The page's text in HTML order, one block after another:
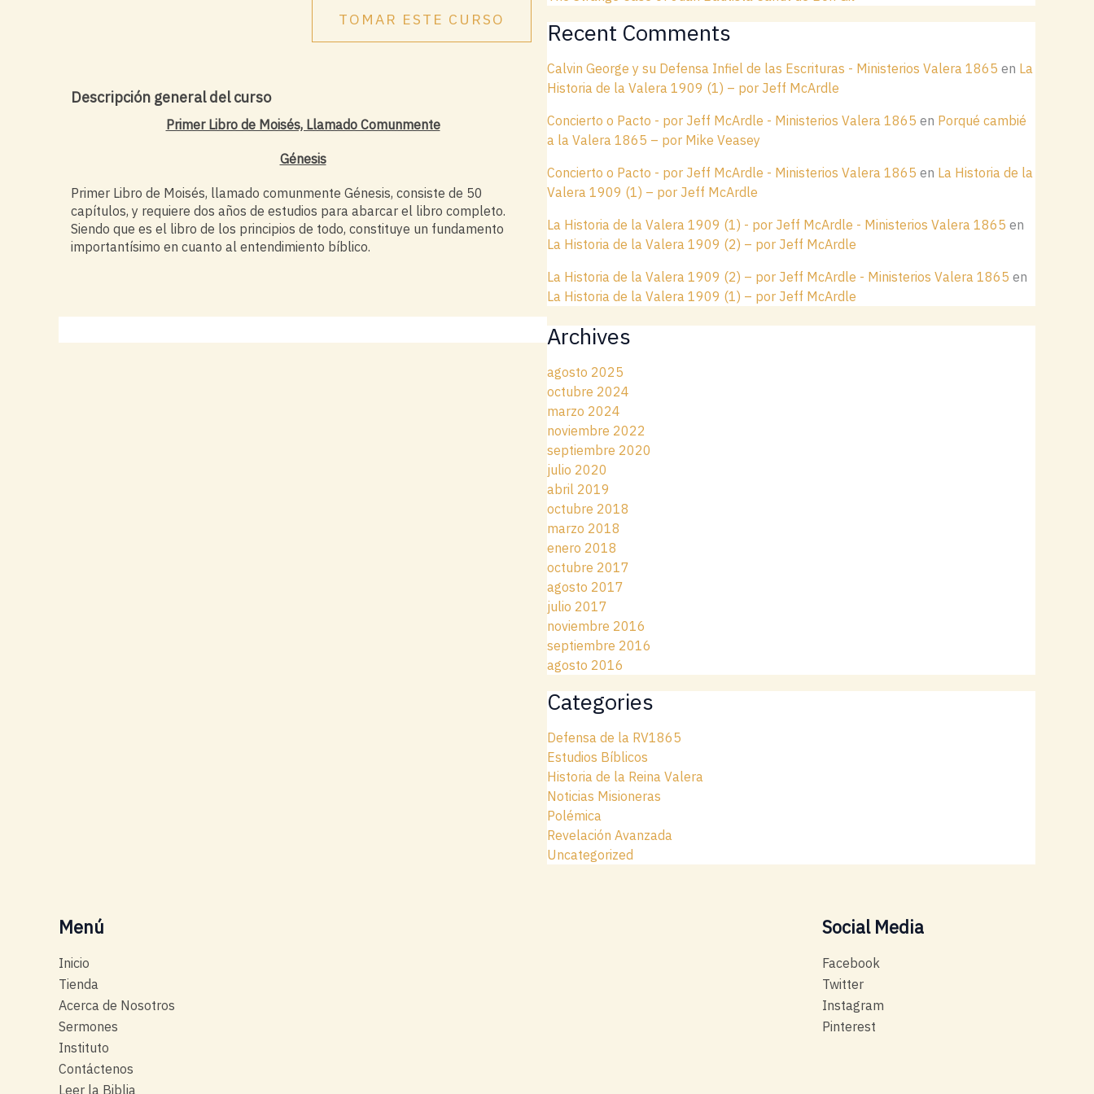
TOMAR ESTE CURSO
Descripción general del curso
Primer Libro de Moisés, Llamado Comunmente
Génesis
Primer Libro de Moisés, llamado comunmente Génesis, consiste de 50
capítulos, y requiere dos años de estudios para abarcar el libro completo.
Siendo que es el libro de los principios de todo, constituye un fundamento
importantísimo en cuanto al entendimiento bíblico.
Recent Comments
Calvin George y su Defensa Infiel de las Escrituras - Ministerios Valera 1865 en La
Historia de la Valera 1909 (1) – por Jeff McArdle
Concierto o Pacto - por Jeff McArdle - Ministerios Valera 1865 en Porqué cambié
a la Valera 1865 – por Mike Veasey
Concierto o Pacto - por Jeff McArdle - Ministerios Valera 1865 en La Historia de la
Valera 1909 (1) – por Jeff McArdle
La Historia de la Valera 1909 (1) - por Jeff McArdle - Ministerios Valera 1865 en
La Historia de la Valera 1909 (2) – por Jeff McArdle
La Historia de la Valera 1909 (2) – por Jeff McArdle - Ministerios Valera 1865 en
La Historia de la Valera 1909 (1) – por Jeff McArdle
Archives
agosto 2025
octubre 2024
marzo 2024
noviembre 2022
septiembre 2020
julio 2020
abril 2019
octubre 2018
marzo 2018
enero 2018
octubre 2017
agosto 2017
julio 2017
noviembre 2016
septiembre 2016
agosto 2016
Categories
Defensa de la RV1865
Estudios Bíblicos
Historia de la Reina Valera
Noticias Misioneras
Polémica
Revelación Avanzada
Uncategorized
Menú
Inicio
Tienda
Acerca de Nosotros
Sermones
Instituto
Contáctenos
Leer la Biblia
Social Media
Facebook
Twitter
Instagram
Pinterest